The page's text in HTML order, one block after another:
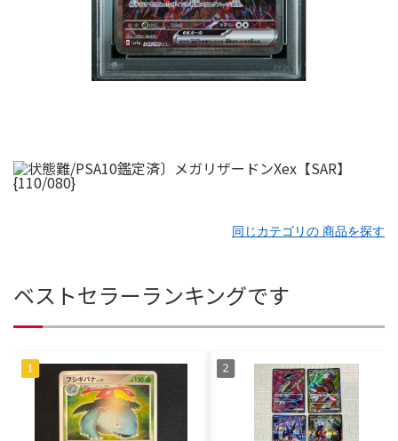
同じカテゴリの 商品を探す
ベストセラーランキングです